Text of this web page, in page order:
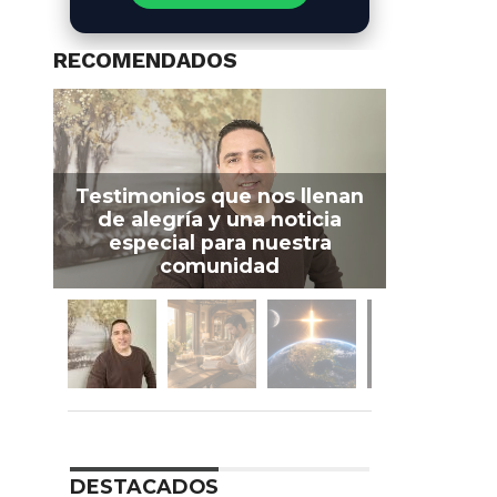
RECOMENDADOS
Testimonios que nos llenan
de alegría y una noticia
especial para nuestra
comunidad
DESTACADOS